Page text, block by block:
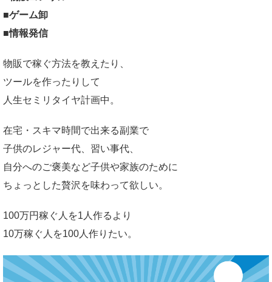
■ゲーム卸
■情報発信
物販で稼ぐ方法を教えたり、
ツールを作ったりして
人生セミリタイヤ計画中。
在宅・スキマ時間で出来る副業で
子供のレジャー代、習い事代、
自分へのご褒美など子供や家族のために
ちょっとした贅沢を味わって欲しい。
100万円稼ぐ人を1人作るより
10万稼ぐ人を100人作りたい。